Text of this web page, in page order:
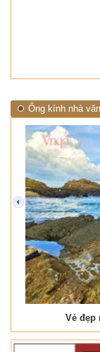
Ống kính nhà văn
Vẻ đẹp
prev